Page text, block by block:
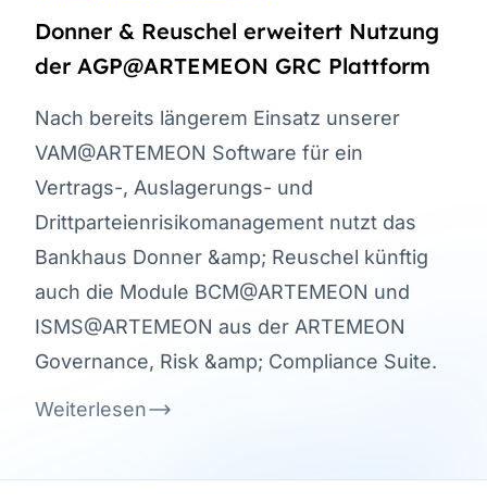
Donner & Reuschel erweitert Nutzung
der AGP@ARTEMEON GRC Plattform
Nach bereits längerem Einsatz unserer
VAM@ARTEMEON Software für ein
Vertrags-, Auslagerungs- und
Drittparteienrisikomanagement nutzt das
Bankhaus Donner &amp; Reuschel künftig
auch die Module BCM@ARTEMEON und
ISMS@ARTEMEON aus der ARTEMEON
Governance, Risk &amp; Compliance Suite.
Weiterlesen